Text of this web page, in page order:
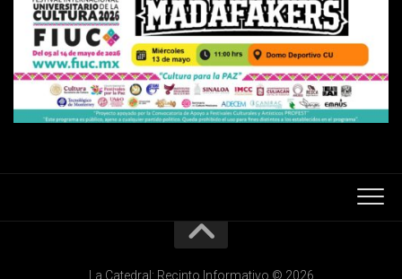
La Catedral: Recinto Informativo © 2026